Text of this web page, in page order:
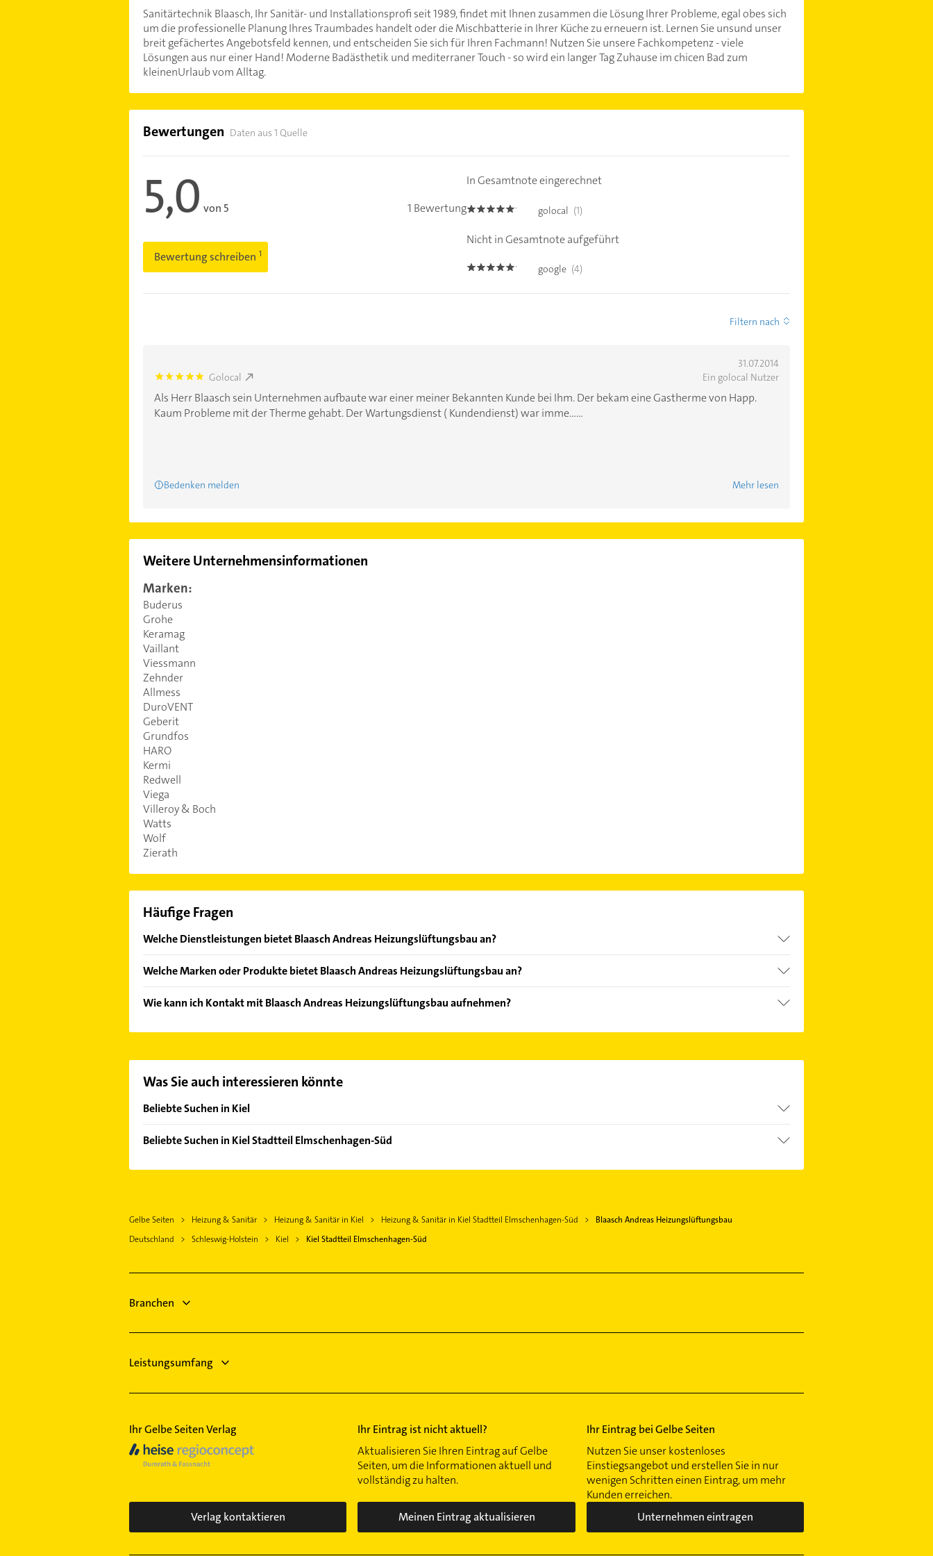
Sanitärtechnik Blaasch, Ihr Sanitär- und Installationsprofi seit 1989, findet mit Ihnen zusammen die Lösung Ihrer Probleme, egal obes sich
um die professionelle Planung Ihres Traumbades handelt oder die Mischbatterie in Ihrer Küche zu erneuern ist. Lernen Sie unsund unser
breit gefächertes Angebotsfeld kennen, und entscheiden Sie sich für Ihren Fachmann! Nutzen Sie unsere Fachkompetenz - viele
Lösungen aus nur einer Hand! Moderne Badästhetik und mediterraner Touch - so wird ein langer Tag Zuhause im chicen Bad zum
kleinenUrlaub vom Alltag.
Bewertungen Daten aus 1 Quelle
5,0 von 5 1 Bewertung
Bewertung schreiben
In Gesamtnote eingerechnet
5.0 golocal (1)
Nicht in Gesamtnote aufgeführt
5.0 google (4)
Filtern nach
31.07.2014
5.0 Golocal Ein golocal Nutzer
Als Herr Blaasch sein Unternehmen aufbaute war einer meiner Bekannten Kunde bei Ihm. Der bekam eine Gastherme von Happ.
Kaum Probleme mit der Therme gehabt. Der Wartungsdienst ( Kundendienst) war imme......
Bedenken melden Mehr lesen
Weitere Unternehmensinformationen
Marken:
Buderus
Grohe
Keramag
Vaillant
Viessmann
Zehnder
Allmess
DuroVENT
Geberit
Grundfos
HARO
Kermi
Redwell
Viega
Villeroy & Boch
Watts
Wolf
Zierath
Häufige Fragen
Welche Dienstleistungen bietet Blaasch Andreas Heizungslüftungsbau an?
Dachrinnenreparatur.
Welche Marken oder Produkte bietet Blaasch Andreas Heizungslüftungsbau an?
Wie kann ich Kontakt mit Blaasch Andreas Heizungslüftungsbau aufnehmen?
Was Sie auch interessieren könnte
Beliebte Suchen in Kiel
Klempner
Sanitärinstallation
Physiotherapie
Zahnarzt
Beliebte Suchen in Kiel Stadtteil Elmschenhagen-Süd
Putzfrau
Gebäudereinigung
Arzt
Gelbe Seiten Heizung & Sanitär Heizung & Sanitär in Kiel Heizung & Sanitär in Kiel Stadtteil Elmschenhagen-Süd
Blaasch Andreas Heizungslüftungsbau
Deutschland
Schleswig-Holstein Kiel Kiel Stadtteil Elmschenhagen-Süd
Branchen
Leistungsumfang
Ihr Gelbe Seiten Verlag
Verlag kontaktieren
Ihr Eintrag ist nicht aktuell?
Aktualisieren Sie Ihren Eintrag auf Gelbe
Seiten, um die Informationen aktuell und
vollständig zu halten.
Meinen Eintrag aktualisieren
Ihr Eintrag bei Gelbe Seiten
Nutzen Sie unser kostenloses
Einstiegsangebot und erstellen Sie in nur
wenigen Schritten einen Eintrag, um mehr
Kunden erreichen.
Unternehmen eintragen